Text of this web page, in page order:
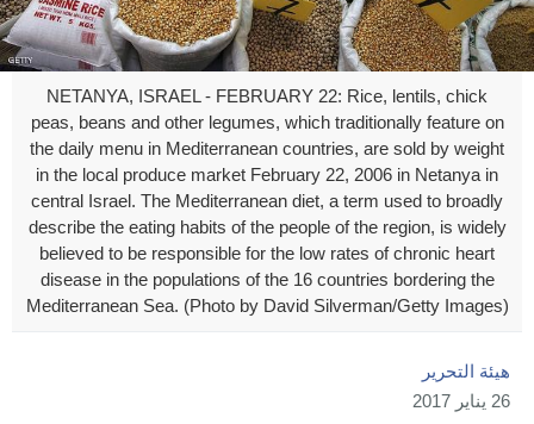
NETANYA, ISRAEL - FEBRUARY 22: Rice, lentils, chick
peas, beans and other legumes, which traditionally feature on
the daily menu in Mediterranean countries, are sold by weight
in the local produce market February 22, 2006 in Netanya in
central Israel. The Mediterranean diet, a term used to broadly
describe the eating habits of the people of the region, is widely
believed to be responsible for the low rates of chronic heart
disease in the populations of the 16 countries bordering the
Mediterranean Sea. (Photo by David Silverman/Getty Images)
هيئة التحرير
26 يناير 2017